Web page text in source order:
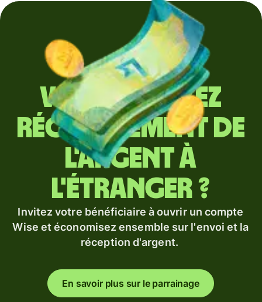
Vous envoyez
régulièrement de
l'argent à
l'étranger ?
Invitez votre bénéficiaire à ouvrir un compte
Wise et économisez ensemble sur l'envoi et la
réception d'argent.
En savoir plus sur le parrainage